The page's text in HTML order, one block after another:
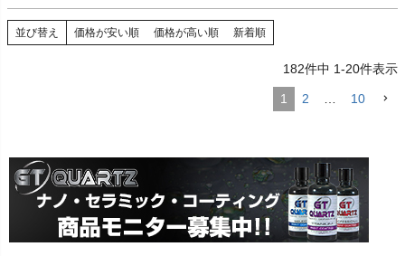
並び替え 価格が安い順 価格が高い順 新着順
182件中 1-20件表示
1 2 10